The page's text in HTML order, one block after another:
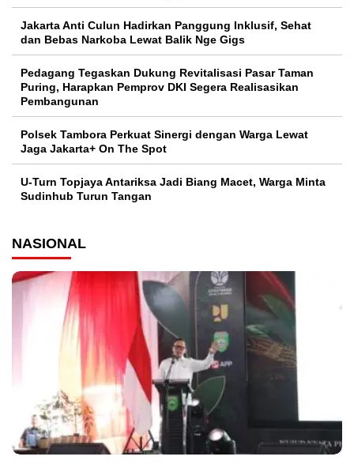
Jakarta Anti Culun Hadirkan Panggung Inklusif, Sehat
dan Bebas Narkoba Lewat Balik Nge Gigs
Pedagang Tegaskan Dukung Revitalisasi Pasar Taman
Puring, Harapkan Pemprov DKI Segera Realisasikan
Pembangunan
Polsek Tambora Perkuat Sinergi dengan Warga Lewat
Jaga Jakarta+ On The Spot
U-Turn Topjaya Antariksa Jadi Biang Macet, Warga Minta
Sudinhub Turun Tangan
NASIONAL